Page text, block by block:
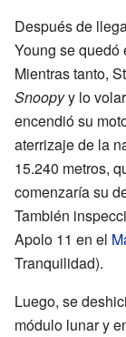
Después de
Young se quedó
Mientras tanto,
Snoopyy lo
encendió su
aterrizaje de la
15.240 metros,
comenzaría su
También
Apolo 11 en el
Tranquilidad).
Luego, se
módulo lunar y